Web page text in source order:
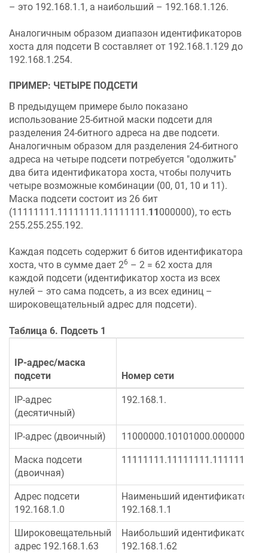
– это 192.168.1.1, а наибольший – 192.168.1.126.
Аналогичным образом диапазон идентификаторов
хоста для подсети В составляет от 192.168.1.129 до
192.168.1.254.
ПРИМЕР: ЧЕТЫРЕ ПОДСЕТИ
В предыдущем примере было показано
использование 25-битной маски подсети для
разделения 24-битного адреса на две подсети.
Аналогичным образом для разделения 24-битного
адреса на четыре подсети потребуется "одолжить"
два бита идентификатора хоста, чтобы получить
четыре возможные комбинации (00, 01, 10 и 11).
Маска подсети состоит из 26 бит
(11111111.11111111.11111111.11000000), то есть
255.255.255.192.
Каждая подсеть содержит 6 битов идентификатора
хоста, что в сумме дает 26 – 2 = 62 хоста для
каждой подсети (идентификатор хоста из всех
нулей – это сама подсеть, а из всех единиц –
широковещательный адрес для подсети).
Таблица 6. Подсеть 1
IP-адрес/маска
подсети
Номер сети
IP-адрес
(десятичный)
192.168.1.
IP-адрес (двоичный) 11000000.10101000.00000001.
Маска подсети
(двоичная)
11111111.11111111.11111111.
Адрес подсети
192.168.1.0
Наименьший идентификатор
192.168.1.1
Широковещательный
адрес 192.168.1.63
Наибольший идентификатор
192.168.1.62